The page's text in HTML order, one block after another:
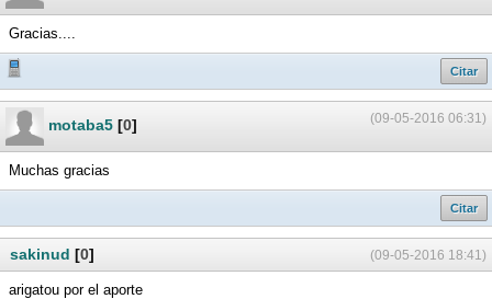
Gracias....
Citar
(09-05-2016 06:31)
motaba5 [0]
Muchas gracias
Citar
(09-05-2016 18:41)
sakinud [0]
arigatou por el aporte